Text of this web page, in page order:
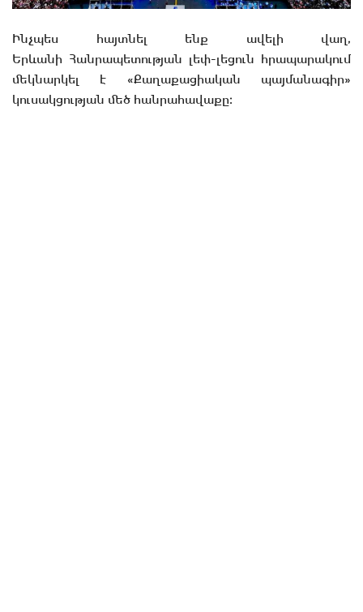
Ինչպես հայտնել ենք ավելի վաղ,
Երևանի Հանրապետության լեփ-լեցուն հրապարակում
մեկնարկել է «Քաղաքացիական պայմանագիր»
կուսակցության մեծ հանրահավաքը։